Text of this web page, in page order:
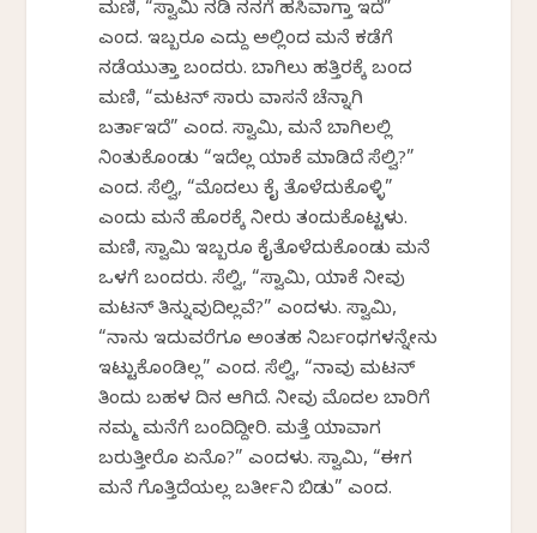
ಮಣಿ, “ಸ್ವಾಮಿ ನಡಿ ನನಗೆ ಹಸಿವಾಗ್ತಾ ಇದೆ”
ಎಂದ. ಇಬ್ಬರೂ ಎದ್ದು ಅಲ್ಲಿಂದ ಮನೆ ಕಡೆಗೆ
ನಡೆಯುತ್ತಾ ಬಂದರು. ಬಾಗಿಲು ಹತ್ತಿರಕ್ಕೆ ಬಂದ
ಮಣಿ, “ಮಟನ್ ಸಾರು ವಾಸನೆ ಚೆನ್ನಾಗಿ
ಬರ್ತಾಇದೆ” ಎಂದ. ಸ್ವಾಮಿ, ಮನೆ ಬಾಗಿಲಲ್ಲಿ
ನಿಂತುಕೊಂಡು “ಇದೆಲ್ಲ ಯಾಕೆ ಮಾಡಿದೆ ಸೆಲ್ವಿ?”
ಎಂದ. ಸೆಲ್ವಿ, “ಮೊದಲು ಕೈ ತೊಳೆದುಕೊಳ್ಳಿ”
ಎಂದು ಮನೆ ಹೊರಕ್ಕೆ ನೀರು ತಂದುಕೊಟ್ಟಳು.
ಮಣಿ, ಸ್ವಾಮಿ ಇಬ್ಬರೂ ಕೈತೊಳೆದುಕೊಂಡು ಮನೆ
ಒಳಗೆ ಬಂದರು. ಸೆಲ್ವಿ, “ಸ್ವಾಮಿ, ಯಾಕೆ ನೀವು
ಮಟನ್ ತಿನ್ನುವುದಿಲ್ಲವೆ?” ಎಂದಳು. ಸ್ವಾಮಿ,
“ನಾನು ಇದುವರೆಗೂ ಅಂತಹ ನಿರ್ಬಂಧಗಳನ್ನೇನು
ಇಟ್ಟುಕೊಂಡಿಲ್ಲ” ಎಂದ. ಸೆಲ್ವಿ, “ನಾವು ಮಟನ್
ತಿಂದು ಬಹಳ ದಿನ ಆಗಿದೆ. ನೀವು ಮೊದಲ ಬಾರಿಗೆ
ನಮ್ಮ ಮನೆಗೆ ಬಂದಿದ್ದೀರಿ. ಮತ್ತೆ ಯಾವಾಗ
ಬರುತ್ತೀರೊ ಏನೊ?” ಎಂದಳು. ಸ್ವಾಮಿ, “ಈಗ
ಮನೆ ಗೊತ್ತಿದೆಯಲ್ಲ ಬರ್ತೀನಿ ಬಿಡು” ಎಂದ.